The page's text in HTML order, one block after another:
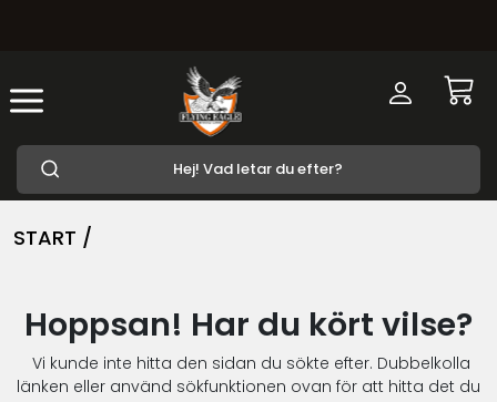
START /
Hoppsan! Har du kört vilse?
Vi kunde inte hitta den sidan du sökte efter. Dubbelkolla
länken eller använd sökfunktionen ovan för att hitta det du